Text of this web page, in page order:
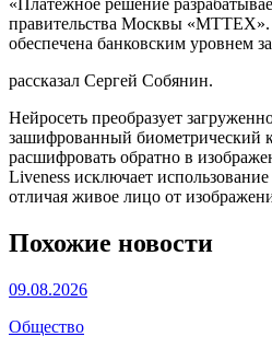
правительства Москвы «МТТЕХ».
обеспечена банковским уровнем
рассказал Сергей Собянин.
Нейросеть преобразует
зашифрованный биометрический
расшифровать обратно в
Liveness исключает
отличая живое лицо от
Похожие новости
09.08.2026
Общество